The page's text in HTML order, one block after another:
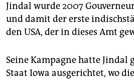
Jindal wurde 2007
und damit der erste
den USA, der in dieses Amt
Seine Kampagne hatte Jindal
Staat Iowa ausgerichtet, wo